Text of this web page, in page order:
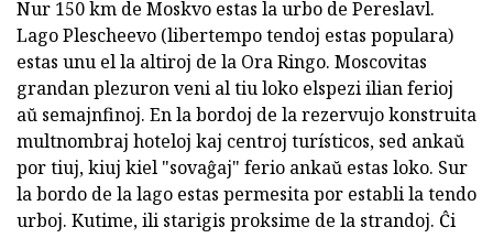
Nur 150 km de Moskvo estas la urbo de Pereslavl.
Lago Plescheevo (libertempo tendoj estas populara)
estas unu el la altiroj de la Ora Ringo. Moscovitas
grandan plezuron veni al tiu loko elspezi ilian ferioj
aŭ semajnfinoj. En la bordoj de la rezervujo konstruita
multnombraj hoteloj kaj centroj turísticos, sed ankaŭ
por tiuj, kiuj kiel "sovaĝaj" ferio ankaŭ estas loko. Sur
la bordo de la lago estas permesita por establi la tendo
urboj. Kutime, ili starigis proksime de la strandoj. Ĉi